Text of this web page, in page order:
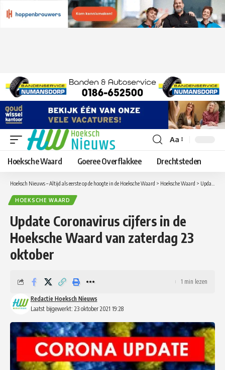
Lettergrootte
aanpassen
Aa
Hoeksche Waard Goeree Overflakkee Drechtsteden
Hoeksch Nieuws – Altijd als eerste op de hoogte in de Hoeksche Waard > Hoeksche Waard > Update Coronavirus cijfers in de Hoeksche Waard van zaterdag 23 oktober
HOEKSCHE WAARD
Update Coronavirus cijfers in de
Hoeksche Waard van zaterdag 23
oktober
Laatst bijgewerkt: 23 oktober 2021 19:28
Redactie Hoeksch Nieuws
1 min lezen